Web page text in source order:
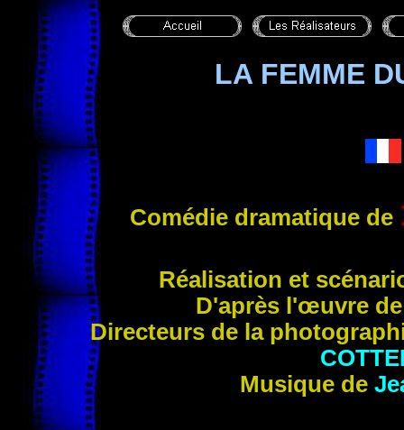
LA FEMME
Comédie dramatique de
Réalisation et
D'après l'œuvre
Directeurs de la
Musique de